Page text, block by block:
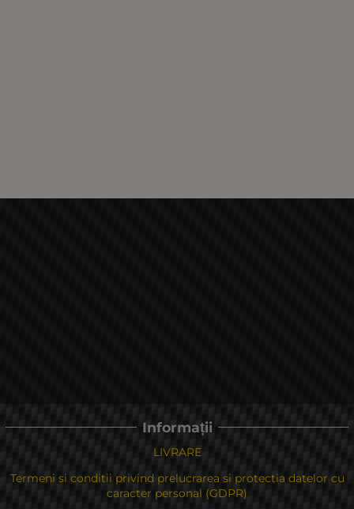
Informații
LIVRARE
Termeni si conditii privind prelucrarea si protectia datelor cu
caracter personal (GDPR)